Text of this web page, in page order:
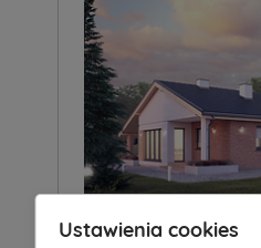
Ustawienia cookies